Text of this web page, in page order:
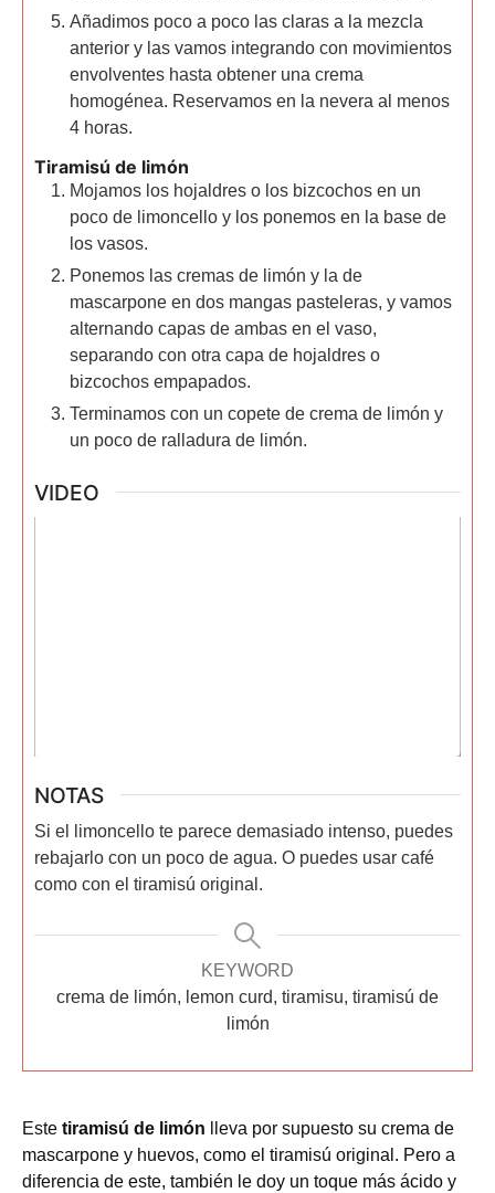
Añadimos poco a poco las claras a la mezcla
anterior y las vamos integrando con movimientos
envolventes hasta obtener una crema
homogénea. Reservamos en la nevera al menos
4 horas.
Tiramisú de limón
Mojamos los hojaldres o los bizcochos en un
poco de limoncello y los ponemos en la base de
los vasos.
Ponemos las cremas de limón y la de
mascarpone en dos mangas pasteleras, y vamos
alternando capas de ambas en el vaso,
separando con otra capa de hojaldres o
bizcochos empapados.
Terminamos con un copete de crema de limón y
un poco de ralladura de limón.
VIDEO
NOTAS
Si el limoncello te parece demasiado intenso, puedes
rebajarlo con un poco de agua. O puedes usar café
como con el tiramisú original.
KEYWORD
crema de limón, lemon curd, tiramisu, tiramisú de
limón
Este tiramisú de limón lleva por supuesto su crema de
mascarpone y huevos, como el tiramisú original. Pero a
diferencia de este, también le doy un toque más ácido y